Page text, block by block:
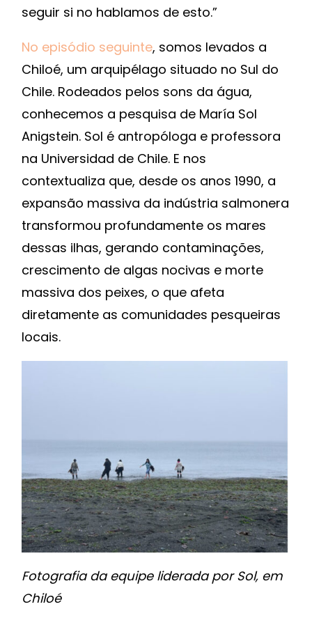
seguir si no hablamos de esto.”
No episódio seguinte, somos levados a
Chiloé, um arquipélago situado no Sul do
Chile. Rodeados pelos sons da água,
conhecemos a pesquisa de María Sol
Anigstein. Sol é antropóloga e professora
na Universidad de Chile. E nos
contextualiza que, desde os anos 1990, a
expansão massiva da indústria salmonera
transformou profundamente os mares
dessas ilhas, gerando contaminações,
crescimento de algas nocivas e morte
massiva dos peixes, o que afeta
diretamente as comunidades pesqueiras
locais.
Fotografia da equipe liderada por Sol, em
Chiloé